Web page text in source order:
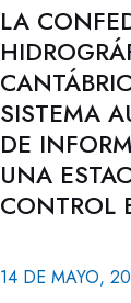
LA
SISTEMA
DE
UNA
CONTROL
14 DE MAYO,